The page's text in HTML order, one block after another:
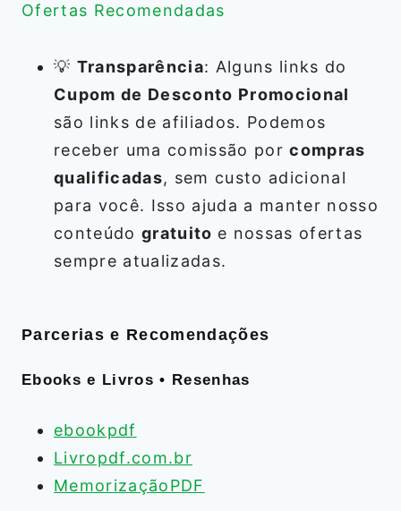
Ofertas Recomendadas
💡 Transparência: Alguns links do
Cupom de Desconto Promocional
são links de afiliados. Podemos
receber uma comissão porcompras
qualificadas, sem custo adicional
para você. Isso ajuda a manter nosso
conteúdo gratuito e nossas ofertas
sempre atualizadas.
Parcerias e Recomendações
Ebooks e Livros • Resenhas
ebookpdf
Livropdf.com.br
MemorizaçãoPDF